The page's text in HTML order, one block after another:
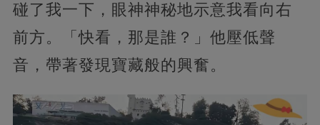
碰了我一下，眼神神秘地示意我看向右
前方。「快看，那是誰？」他壓低聲
音，帶著發現寶藏般的興奮。